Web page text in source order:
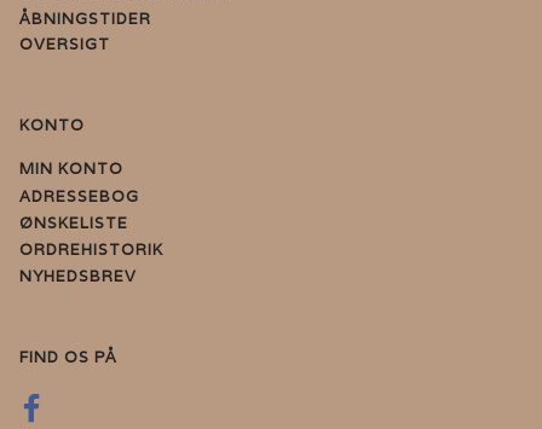
ÅBNINGSTIDER
OVERSIGT
KONTO
MIN KONTO
ADRESSEBOG
ØNSKELISTE
ORDREHISTORIK
NYHEDSBREV
FIND OS PÅ